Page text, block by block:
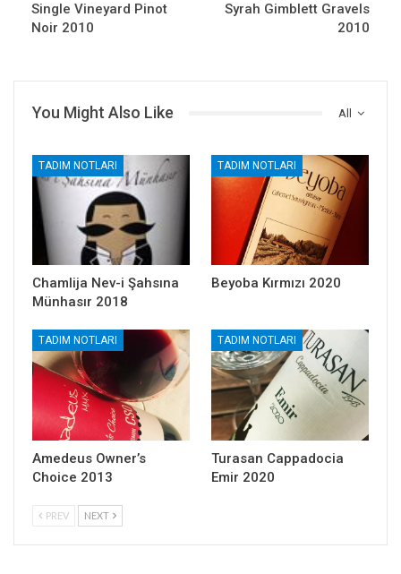
Single Vineyard Pinot
Noir 2010
Syrah Gimblett Gravels
2010
All
You Might Also Like
TADIM NOTLARI
Chamlija Nev-i Şahsına
Münhasır 2018
TADIM NOTLARI
Beyoba Kırmızı 2020
TADIM NOTLARI
Amedeus Owner’s
Choice 2013
TADIM NOTLARI
Turasan Cappadocia
Emir 2020
PREV NEXT